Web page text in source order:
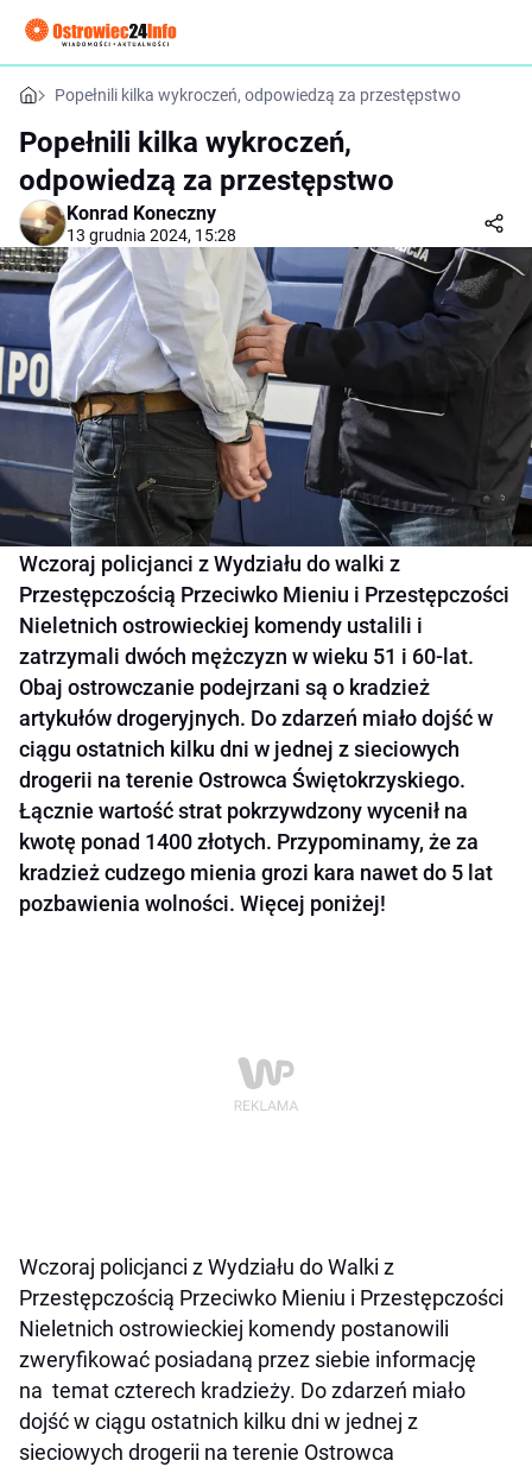
Popełnili kilka wykroczeń, odpowiedzą za przestępstwo
Popełnili kilka wykroczeń,
odpowiedzą za przestępstwo
Konrad Koneczny
13 grudnia 2024, 15:28
Wczoraj policjanci z Wydziału do walki z
Przestępczością Przeciwko Mieniu i Przestępczości
Nieletnich ostrowieckiej komendy ustalili i
zatrzymali dwóch mężczyzn w wieku 51 i 60-lat.
Obaj ostrowczanie podejrzani są o kradzież
artykułów drogeryjnych. Do zdarzeń miało dojść w
ciągu ostatnich kilku dni w jednej z sieciowych
drogerii na terenie Ostrowca Świętokrzyskiego.
Łącznie wartość strat pokrzywdzony wycenił na
kwotę ponad 1400 złotych. Przypominamy, że za
kradzież cudzego mienia grozi kara nawet do 5 lat
pozbawienia wolności. Więcej poniżej!
Wczoraj policjanci z Wydziału do Walki z
Przestępczością Przeciwko Mieniu i Przestępczości
Nieletnich ostrowieckiej komendy postanowili
zweryfikować posiadaną przez siebie informację
na temat czterech kradzieży. Do zdarzeń miało
dojść w ciągu ostatnich kilku dni w jednej z
sieciowych drogerii na terenie Ostrowca